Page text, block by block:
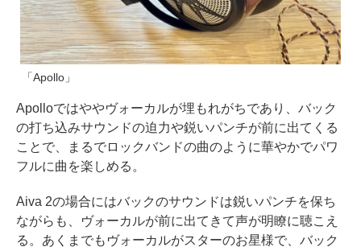
「Apollo」
Apolloではややヴォーカルが埋もれがちであり、バック
の打ち込みサウンドの迫力や鋭いパンチが前に出てくる
ことで、まるでロックバンドの曲のように華やかでパワ
フルに曲を楽しめる。
Aiva 2の場合にはバックのサウンドは鋭いパンチを保ち
ながらも、ヴォーカルが前に出てきて声が明瞭に聴こえ
る。あくまでもヴォーカルがスターのお星様で、バック